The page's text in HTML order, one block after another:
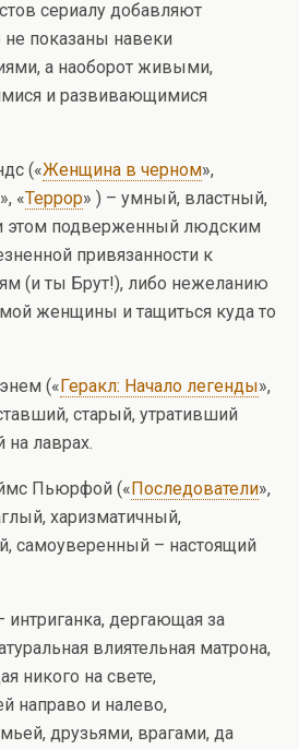
сериалу добавляют
показаны навеки
а наоборот живыми,
и развивающимися
(«Женщина в черном»,
», «Террор» ) – умный, властный,
этом подверженный людским
привязанности к
(и ты Брут!), либо нежеланию
женщины и тащиться куда то
(«Геракл: Начало легенды»,
старый, утративший
лаврах.
Пьюрфой («Последователи»,
харизматичный,
самоуверенный – настоящий
интриганка, дергающая за
влиятельная матрона,
никого на свете,
направо и налево,
друзьями, врагами, да